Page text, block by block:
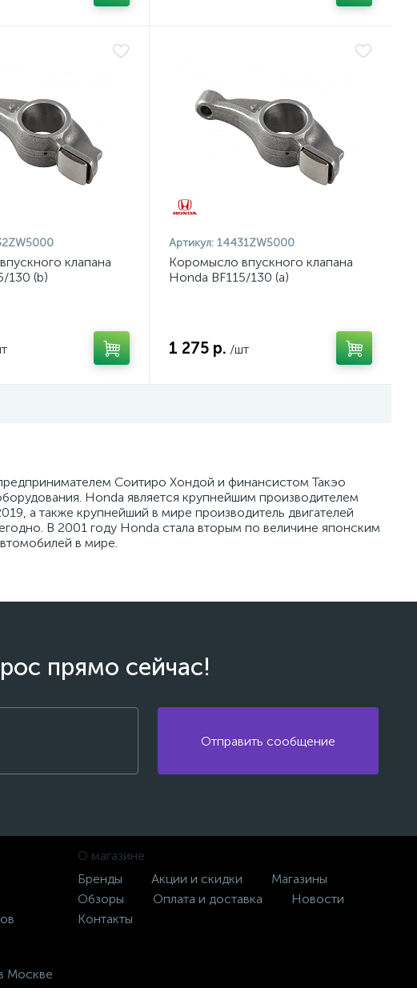
клапана
130 (b)
Артикул: 14431ZW5000
Коромысло впускного клапана
Honda BF115/130 (a)
1 275 р. /шт
Соитиро Хондой и финансистом Такэо
Honda является крупнейшим производителем
а также крупнейший в мире производитель двигателей
В 2001 году Honda стала вторым по величине японским
в мире.
прямо сейчас!
Отправить сообщение
Москве
О магазине
Бренды
Акции и скидки
Магазины
Обзоры
Оплата и доставка
Новости
Контакты